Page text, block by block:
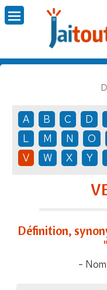
A B C D
L
M N O
V
W X Y
Définition,
-